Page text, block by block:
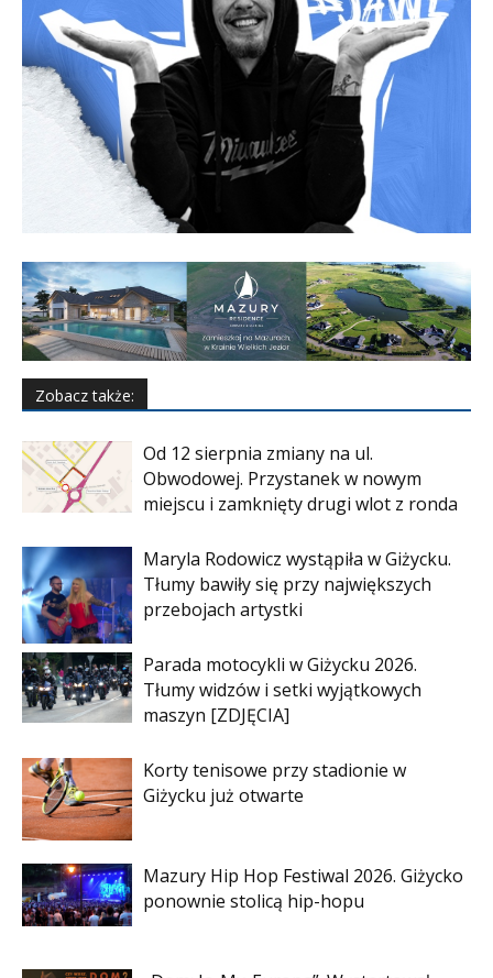
Zobacz także:
Od 12 sierpnia zmiany na ul.
Obwodowej. Przystanek w nowym
miejscu i zamknięty drugi wlot z ronda
Maryla Rodowicz wystąpiła w Giżycku.
Tłumy bawiły się przy największych
przebojach artystki
Parada motocykli w Giżycku 2026.
Tłumy widzów i setki wyjątkowych
maszyn [ZDJĘCIA]
Korty tenisowe przy stadionie w
Giżycku już otwarte
Mazury Hip Hop Festiwal 2026. Giżycko
ponownie stolicą hip-hopu